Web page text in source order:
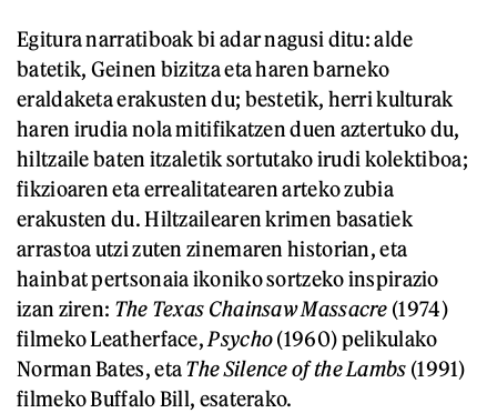
Egitura narratiboak bi adar nagusi ditu: alde
batetik, Geinen bizitza eta haren barneko
eraldaketa erakusten du; bestetik, herri kulturak
haren irudia nola mitifikatzen duen aztertuko du,
hiltzaile baten itzaletik sortutako irudi kolektiboa;
fikzioaren eta errealitatearen arteko zubia
erakusten du. Hiltzailearen krimen basatiek
arrastoa utzi zuten zinemaren historian, eta
hainbat pertsonaia ikoniko sortzeko inspirazio
izan ziren: The Texas Chainsaw Massacre (1974)
filmeko Leatherface, Psycho(1960) pelikulako
Norman Bates, etaThe Silence of the Lambs (1991)
filmeko Buffalo Bill, esaterako.